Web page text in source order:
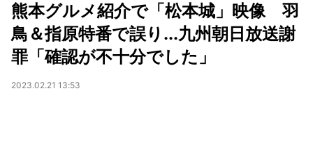
熊本グルメ紹介で「松本城」映像 羽
鳥＆指原特番で誤り...九州朝日放送謝
罪「確認が不十分でした」
2023.02.21 13:53